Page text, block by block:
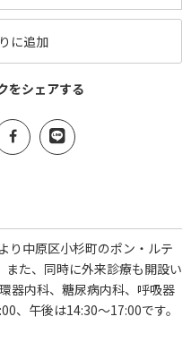
に追加
をシェアする
り中原区小杉町のポン・ルテ
た、同時に外来診療も開設い
器内科、糖尿病内科、呼吸器
、午後は14:30～17:00です。